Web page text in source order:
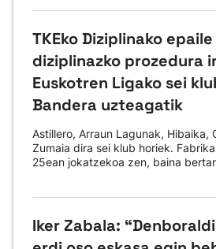
TKEko Diziplinako
diziplinazko prozedura
Euskotren Ligako sei
Bandera uzteagatik
Astillero, Arraun Lagunak, Hibaika,
Zumaia dira sei klub horiek.
25ean jokatzekoa zen, baina
Iker Zabala: